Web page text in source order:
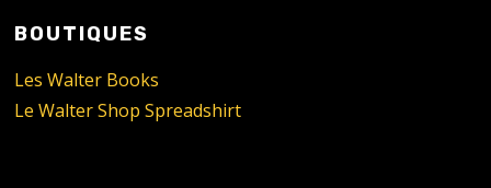
BOUTIQUES
Les Walter Books
Le Walter Shop Spreadshirt